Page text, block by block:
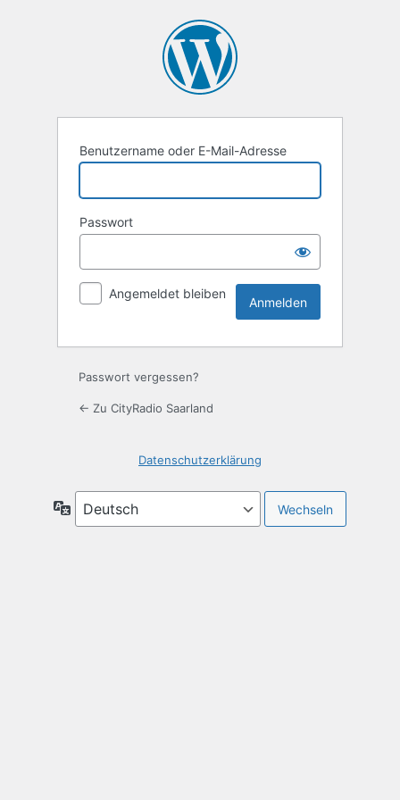
Benutzername oder E-Mail-Adresse
Passwort
Angemeldet bleiben
Passwort vergessen?
← Zu CityRadio Saarland
Datenschutzerklärung
Sprache